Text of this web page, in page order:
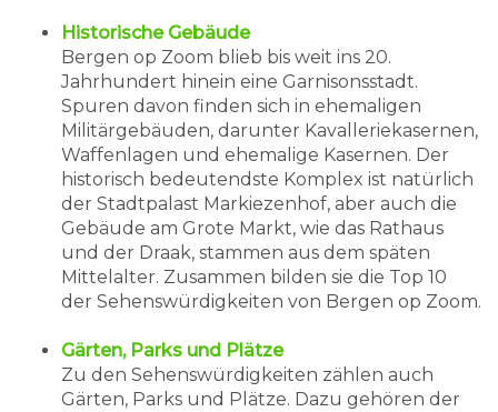
Historische Gebäude
Bergen op Zoom blieb bis weit ins 20.
Jahrhundert hinein eine Garnisonsstadt.
Spuren davon finden sich in ehemaligen
Militärgebäuden, darunter Kavalleriekasernen,
Waffenlagen und ehemalige Kasernen. Der
historisch bedeutendste Komplex ist natürlich
der Stadtpalast Markiezenhof, aber auch die
Gebäude am Grote Markt, wie das Rathaus
und der Draak, stammen aus dem späten
Mittelalter. Zusammen bilden sie die Top 10
der Sehenswürdigkeiten von Bergen op Zoom.
Gärten, Parks und Plätze
Zu den Sehenswürdigkeiten zählen auch
Gärten, Parks und Plätze. Dazu gehören der